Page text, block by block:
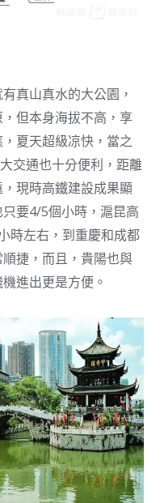
真山真水的大公園，
但本身海拔不高，享
夏天超級凉快，當之
交通也十分便利，距離
現時高鐵建設成果顯
要4/5個小時，滬昆高
時左右，到重慶和成都
捷，而且，貴陽也與
進出更是方便。